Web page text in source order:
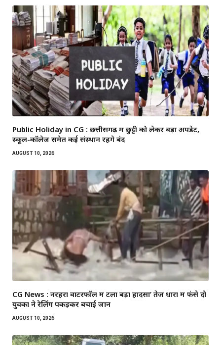
Public Holiday in CG : छत्तीसगढ़ में छुट्टी को लेकर बड़ा अपडेट,
स्कूल-कॉलेज समेत कई संस्थान रहेंगे बंद
AUGUST 10, 2026
CG News : नरहरा वाटरफॉल में टला बड़ा हादसा’ तेज धारा में फंसे दो
युवकों ने रेलिंग पकड़कर बचाई जान
AUGUST 10, 2026